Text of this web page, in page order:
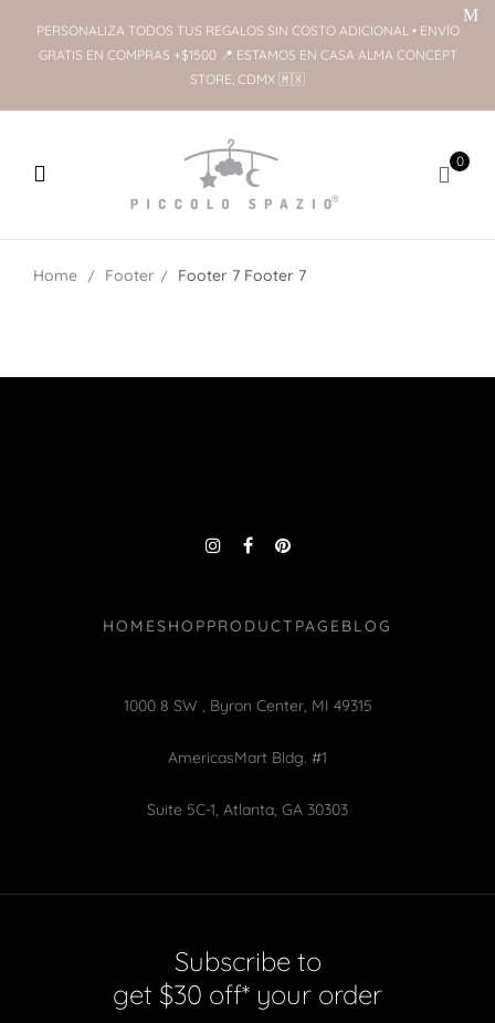
PERSONALIZA TODOS TUS REGALOS SIN COSTO ADICIONAL • ENVÍO
GRATIS EN COMPRAS +$1500 📍 ESTAMOS EN CASA ALMA CONCEPT
STORE, CDMX 🇲🇽
0
Home Footer Footer 7 Footer 7
HOMESHOPPRODUCT PAGEBLOG
1000 8 SW , Byron Center, MI 49315
AmericasMart Bldg. #1
Suite 5C-1, Atlanta, GA 30303
Subscribe to
get $30 off* your order